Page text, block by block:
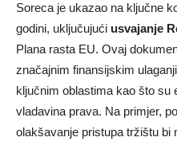
Soreca je ukazao na ključne
godini, uključujući usvajanje
Plana rasta EU. Ovaj
značajnim finansijskim
ključnim oblastima kao što su
vladavina prava. Na primjer,
olakšavanje pristupa tržištu bi